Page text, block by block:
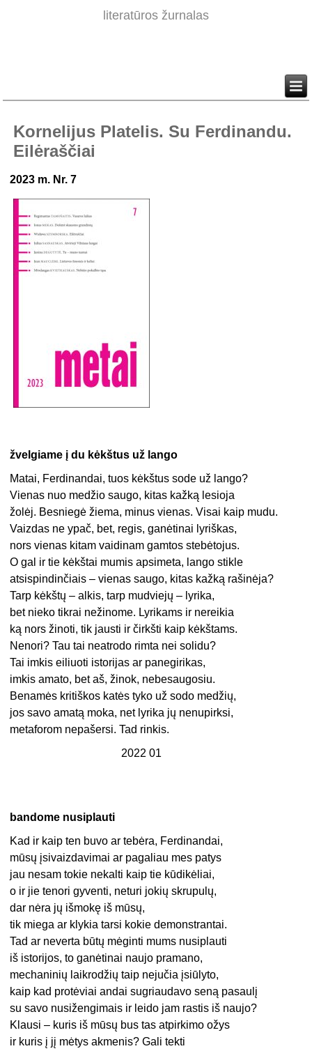
literatūros žurnalas
Kornelijus Platelis. Su Ferdinandu.
Eilėraščiai
2023 m. Nr. 7
žvelgiame į du kėkštus už lango
Matai, Ferdinandai, tuos kėkštus sode už lango?
Vienas nuo medžio saugo, kitas kažką lesioja
žolėj. Besniegė žiema, minus vienas. Visai kaip mudu.
Vaizdas ne ypač, bet, regis, ganėtinai lyriškas,
nors vienas kitam vaidinam gamtos stebėtojus.
O gal ir tie kėkštai mumis apsimeta, lango stikle
atsispindinčiais – vienas saugo, kitas kažką rašinėja?
Tarp kėkštų – alkis, tarp mudviejų – lyrika,
bet nieko tikrai nežinome. Lyrikams ir nereikia
ką nors žinoti, tik jausti ir čirkšti kaip kėkštams.
Nenori? Tau tai neatrodo rimta nei solidu?
Tai imkis eiliuoti istorijas ar panegirikas,
imkis amato, bet aš, žinok, nebesaugosiu.
Benamės kritiškos katės tyko už sodo medžių,
jos savo amatą moka, net lyrika jų nenupirksi,
metaforom nepašersi. Tad rinkis.
2022 01
bandome nusiplauti
Kad ir kaip ten buvo ar tebėra, Ferdinandai,
mūsų įsivaizdavimai ar pagaliau mes patys
jau nesam tokie nekalti kaip tie kūdikėliai,
o ir jie tenori gyventi, neturi jokių skrupulų,
dar nėra jų išmokę iš mūsų,
tik miega ar klykia tarsi kokie demonstrantai.
Tad ar neverta būtų mėginti mums nusiplauti
iš istorijos, to ganėtinai naujo pramano,
mechaninių laikrodžių taip nejučia įsiūlyto,
kaip kad protėviai andai sugriaudavo seną pasaulį
su savo nusižengimais ir leido jam rastis iš naujo?
Klausi – kuris iš mūsų bus tas atpirkimo ožys
ir kuris į jį mėtys akmenis? Gali tekti